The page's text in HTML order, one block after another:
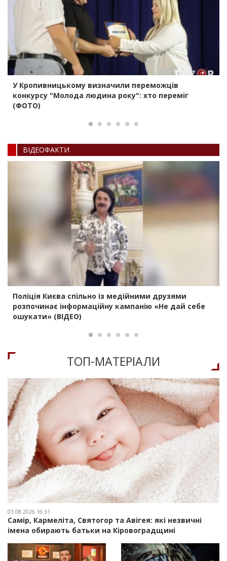
У Кропивницькому визначили переможців
конкурсу "Молода людина року": хто переміг
(ФОТО)
ВIДЕОФАКТИ
Поліція Києва спільно із медійними друзями
розпочинає інформаційну кампанію «Не дай себе
ошукати» (ВІДЕО)
ТОП-МАТЕРIАЛИ
03.08.2026 16:31
Самір, Кармеліта, Святогор та Авігея: які незвичні
імена обирають батьки на Кіровоградщині